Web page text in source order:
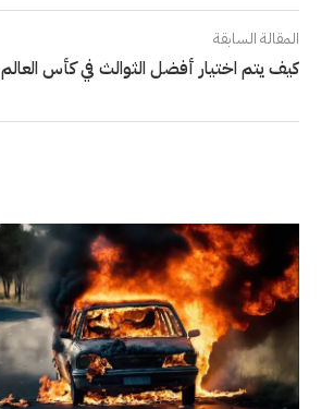
المقالة السابقة
كيف يتم اختيار أفضل الثوالث في كأس العالم 2026؟